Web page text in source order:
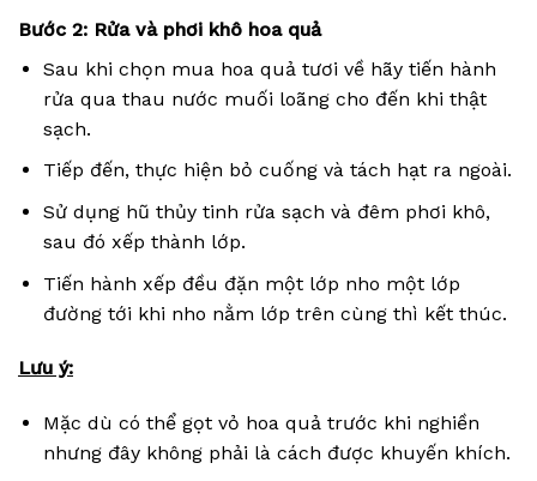
Bước 2: Rửa và phơi khô hoa quả
Sau khi chọn mua hoa quả tươi về hãy tiến hành
rửa qua thau nước muối loãng cho đến khi thật
sạch.
Tiếp đến, thực hiện bỏ cuống và tách hạt ra ngoài.
Sử dụng hũ thủy tinh rửa sạch và đêm phơi khô,
sau đó xếp thành lớp.
Tiến hành xếp đều đặn một lớp nho một lớp
đường tới khi nho nằm lớp trên cùng thì kết thúc.
Lưu ý:
Mặc dù có thể gọt vỏ hoa quả trước khi nghiền
nhưng đây không phải là cách được khuyến khích.